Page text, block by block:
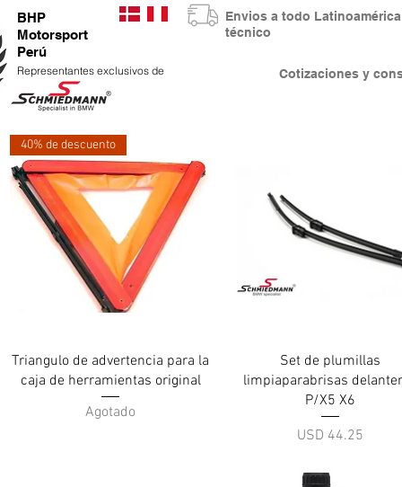
BHP
Motorsport
Perú
Representantes exclusivos de Cotizaciones y
Envios a todo
técnico
Vista rápida
40% de descuento
Triangulo de advertencia para la
caja de herramientas original
Agotado
Vista rápida
Set de plumillas
limpiaparabrisas
P/X5 X6
Precio
USD 44.25